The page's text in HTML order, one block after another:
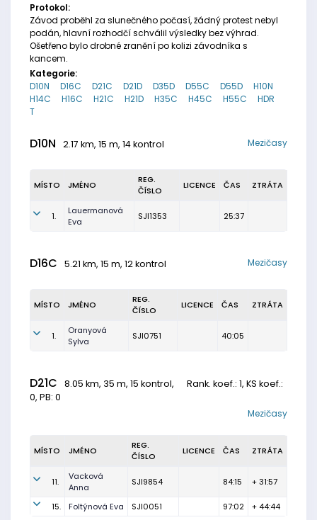
Protokol:
Závod proběhl za slunečného počasí, žádný protest nebyl
podán, hlavní rozhodčí schválil výsledky bez výhrad.
Ošetřeno bylo drobné zranění po kolizi závodníka s
kancem.
Kategorie:
D10N
D16C D21C D21D D35D D55C D55D
H10N
H14C
H16C H21C H21D H35C H45C H55C
HDR
T
D10N 2.17 km, 15 m, 14 kontrol Mezičasy
MÍSTO JMÉNO
REG.
ČÍSLO
LICENCE ČAS ZTRÁTA
1.
Lauermanová
Eva
SJI1353 25:37
D16C 5.21 km, 15 m, 12 kontrol Mezičasy
MÍSTO JMÉNO
REG.
ČÍSLO
LICENCE ČAS ZTRÁTA
1.
Oranyová
Sylva
SJI0751 40:05
D21C 8.05 km, 35 m, 15 kontrol, Rank. koef.: 1, KS koef.:
0, PB: 0
Mezičasy
MÍSTO JMÉNO
REG.
ČÍSLO
LICENCE ČAS ZTRÁTA
11.
Vacková
Anna
SJI9854 84:15 + 31:57
15. Foltýnová Eva SJI0051 97:02 + 44:44